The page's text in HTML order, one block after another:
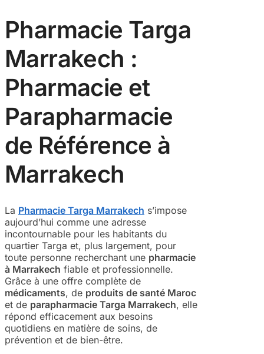
Pharmacie Targa
Marrakech :
Pharmacie et
Parapharmacie
de Référence à
Marrakech
La Pharmacie Targa Marrakech s’impose
aujourd’hui comme une adresse
incontournable pour les habitants du
quartier Targa et, plus largement, pour
toute personne recherchant une pharmacie
à Marrakech fiable et professionnelle.
Grâce à une offre complète de
médicaments, de produits de santé Maroc
et de parapharmacie Targa Marrakech, elle
répond efficacement aux besoins
quotidiens en matière de soins, de
prévention et de bien-être.